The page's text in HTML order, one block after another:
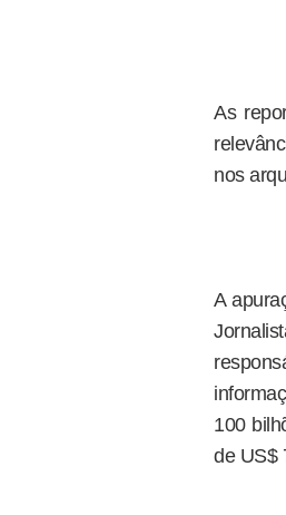
As
nos
A
100
de US$